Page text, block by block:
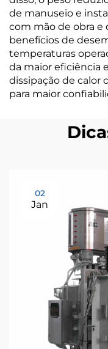
de manuseio e
com mão de obra e
benefícios de
temperaturas
da maior eficiência
dissipação de calor
para maior
02
Jan